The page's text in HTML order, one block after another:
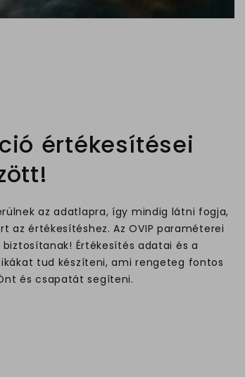
értékesítései
az adatlapra, így mindig látni fogja,
az értékesítéshez. Az OVIP paraméterei
Értékesítés adatai és a
tud készíteni, ami rengeteg fontos
és csapatát segíteni.